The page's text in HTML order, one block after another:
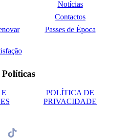
Notícias
Contactos
Passes de Época
Políticas
POLÍTICA DE
PRIVACIDADE